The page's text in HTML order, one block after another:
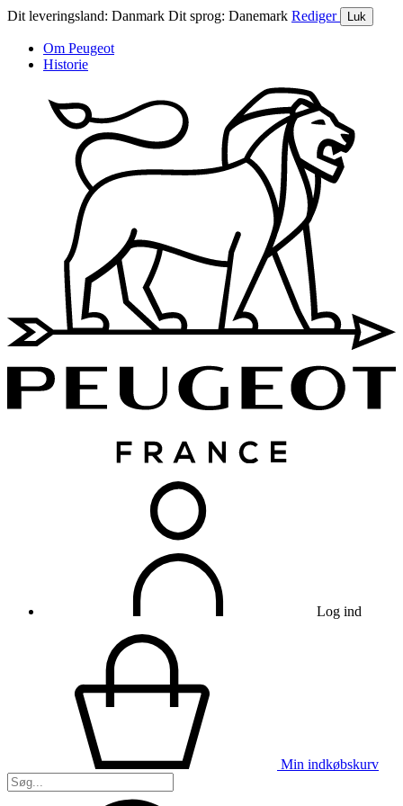
Dit leveringsland: Danmark Dit sprog: Danemark Rediger Luk
Om Peugeot
Historie
Log ind
Min indkøbskurv